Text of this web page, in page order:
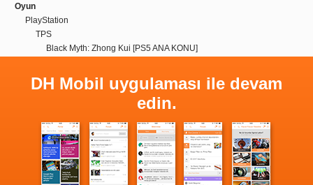
Oyun
PlayStation
TPS
Black Myth: Zhong Kui [PS5 ANA KONU]
DH Mobil uygulaması ile devam
edin.